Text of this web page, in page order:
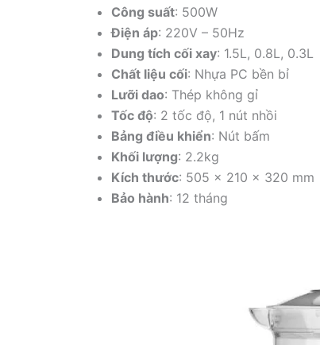
Công suất: 500W
Điện áp: 220V – 50Hz
Dung tích cối xay: 1.5L, 0.8L, 0.3L
Chất liệu cối: Nhựa PC bền bỉ
Lưỡi dao: Thép không gỉ
Tốc độ: 2 tốc độ, 1 nút nhồi
Bảng điều khiển: Nút bấm
Khối lượng: 2.2kg
Kích thước: 505 x 210 x 320 mm
Bảo hành: 12 tháng